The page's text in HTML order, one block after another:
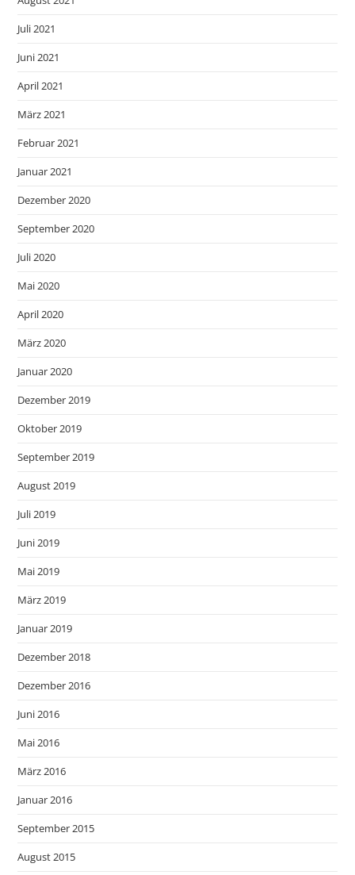
Juli 2021
Juni 2021
April 2021
März 2021
Februar 2021
Januar 2021
Dezember 2020
September 2020
Juli 2020
Mai 2020
April 2020
März 2020
Januar 2020
Dezember 2019
Oktober 2019
September 2019
August 2019
Juli 2019
Juni 2019
Mai 2019
März 2019
Januar 2019
Dezember 2018
Dezember 2016
Juni 2016
Mai 2016
März 2016
Januar 2016
September 2015
August 2015